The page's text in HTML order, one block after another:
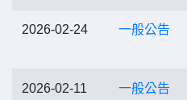
2026-02-24 一般公告
2026-02-11 一般公告